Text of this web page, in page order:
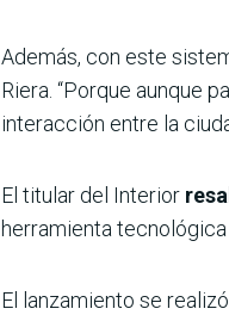
Además, con este
Riera. “Porque aunque
interacción entre la
El titular del Interior
herramienta
El lanzamiento se